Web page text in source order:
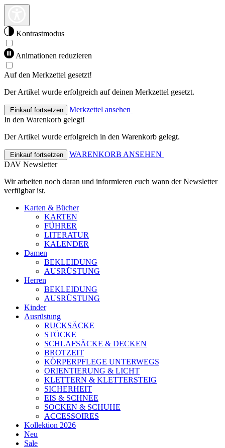
Kontrastmodus
Animationen reduzieren
Auf den Merkzettel gesetzt!
Der Artikel wurde erfolgreich auf deinen Merkzettel gesetzt.
Einkauf fortsetzen
Merkzettel ansehen
In den Warenkorb gelegt!
Der Artikel wurde erfolgreich in den Warenkorb gelegt.
Einkauf fortsetzen
WARENKORB ANSEHEN
DAV Newsletter
Wir arbeiten noch daran und informieren euch wann der Newsletter
verfügbar ist.
Karten & Bücher
KARTEN
FÜHRER
LITERATUR
KALENDER
Damen
BEKLEIDUNG
AUSRÜSTUNG
Herren
BEKLEIDUNG
AUSRÜSTUNG
Kinder
Ausrüstung
RUCKSÄCKE
STÖCKE
SCHLAFSÄCKE & DECKEN
BROTZEIT
KÖRPERPFLEGE UNTERWEGS
ORIENTIERUNG & LICHT
KLETTERN & KLETTERSTEIG
SICHERHEIT
EIS & SCHNEE
SOCKEN & SCHUHE
ACCESSOIRES
Kollektion 2026
Neu
Sale